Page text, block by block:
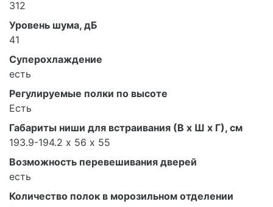
312
Уровень шума, дБ
41
Суперохлаждение
есть
Регулируемые полки по высоте
Есть
Габариты ниши для встраивания (В х Ш х Г), см
193.9-194.2 х 56 х 55
Возможность перевешивания дверей
есть
Количество полок в морозильном отделении